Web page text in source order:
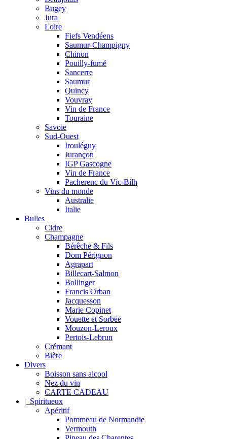
Bugey
Jura
Loire
Fiefs Vendéens
Saumur-Champigny
Chinon
Pouilly-fumé
Sancerre
Saumur
Quincy
Vouvray
Vin de France
Touraine
Savoie
Sud-Ouest
Irouléguy
Jurançon
IGP Gascogne
Vin de France
Pacherenc du Vic-Bilh
Vins du monde
Australie
Italie
Bulles
Cidre
Champagne
Bérêche & Fils
Dom Pérignon
Agrapart
Billecart-Salmon
Bollinger
Francis Orban
Jacquesson
Marie Copinet
Vouette et Sorbée
Mouzon-Leroux
Pertois-Lebrun
Crémant
Bière
Divers
Boisson sans alcool
Nez du vin
CARTE CADEAU
| Spiritueux
Apéritif
Pommeau de Normandie
Vermouth